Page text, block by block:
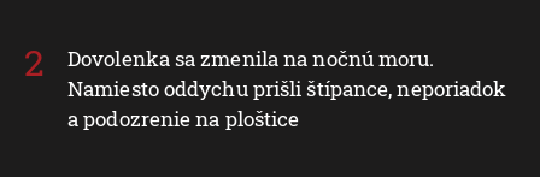
Dovolenka sa zmenila na nočnú moru.
Namiesto oddychu prišli štípance, neporiadok
a podozrenie na ploštice